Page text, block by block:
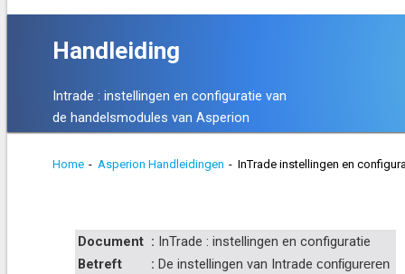
Handleiding
Intrade : instellingen en configuratie van
de handelsmodules van Asperion
Home - Asperion Handleidingen - InTrade instellingen en
Document : InTrade : instellingen en configuratie
Betreft
: De instellingen van Intrade configureren